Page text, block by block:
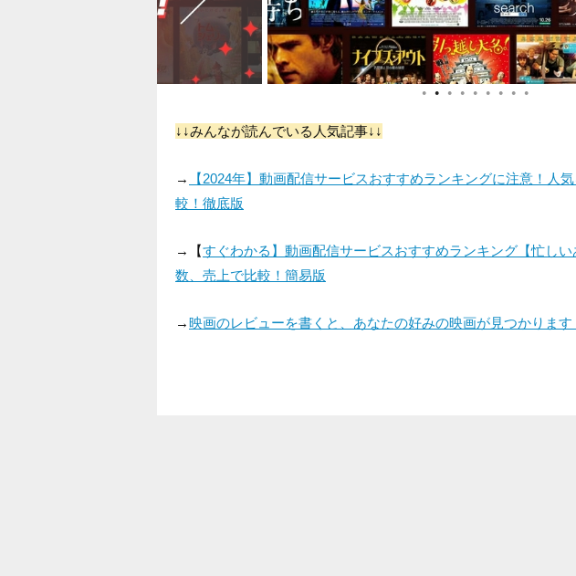
● ● ● ● ● ● ● ● ●
↓↓みんなが読んでいる人気記事↓↓
→
【2024年】動画配信サービスおすすめランキングに注意！人
較！徹底版
→【すぐわかる】動画配信サービスおすすめランキング【忙し
数、売上で比較！簡易版
→映画のレビューを書くと、あなたの好みの映画が見つかります